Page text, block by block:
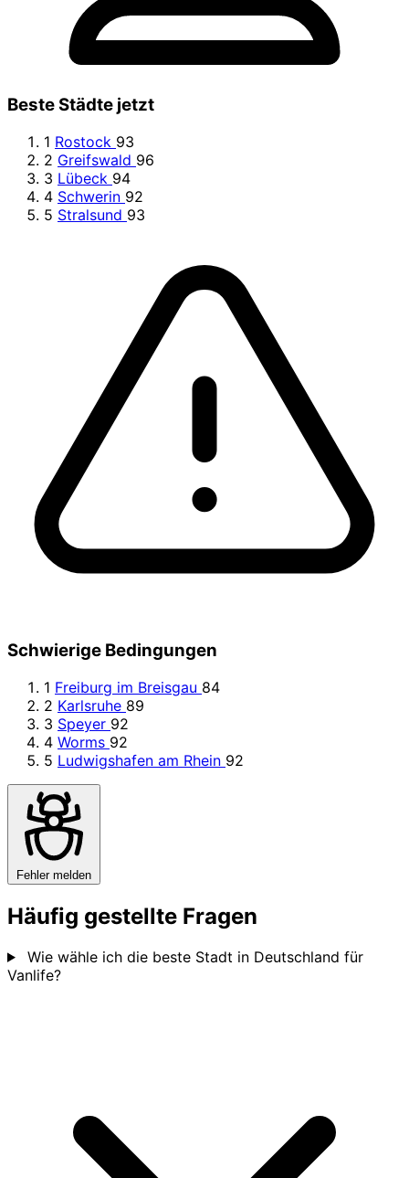
Beste Städte jetzt
1 Rostock 93
2 Greifswald 96
3 Lübeck 94
4 Schwerin 92
5 Stralsund 93
Schwierige Bedingungen
1 Freiburg im Breisgau 84
2 Karlsruhe 89
3 Speyer 92
4 Worms 92
5 Ludwigshafen am Rhein 92
Fehler melden
Häufig gestellte Fragen
Wie wähle ich die beste Stadt in Deutschland für
Vanlife?